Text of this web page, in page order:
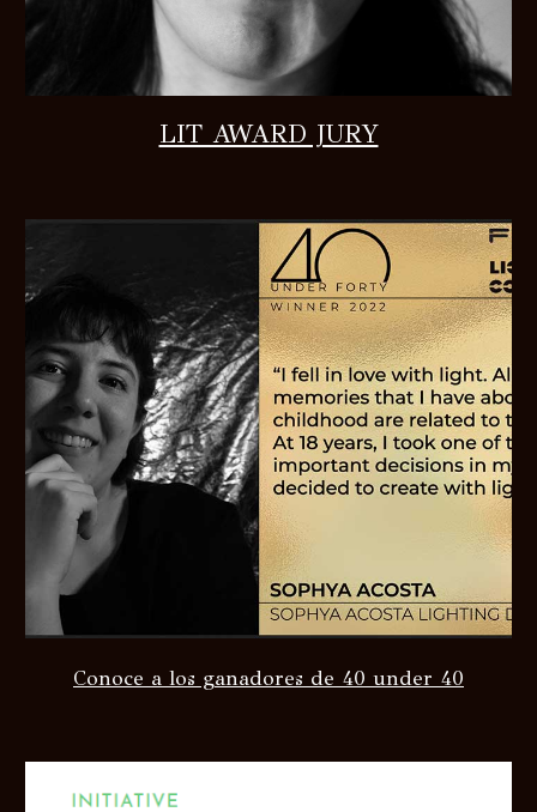
LIT AWARD JURY
Conoce a los ganadores de 40 under 40